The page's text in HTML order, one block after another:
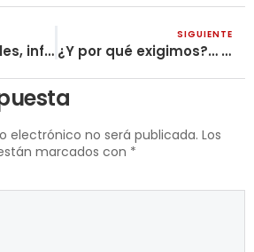
Salarios miserables, infancias aplastadas
SIGUIENTE
¿Y por qué exigimos?… ¡porque producimos!
electrónico no será publicada. Los
marcados con *